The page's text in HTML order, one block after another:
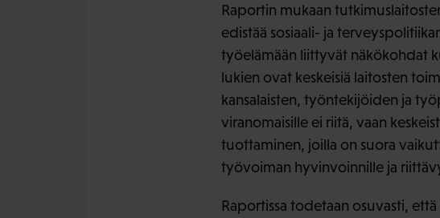
Raportin mukaan
edistää sosiaali- ja
työelämään liittyvät näkökohdat
lukien ovat keskeisiä laitosten
kansalaisten, työntekijöiden ja
viranomaisille ei riitä, vaan
tuottaminen, joilla on suora
työvoiman hyvinvoinnille ja
Raportissa todetaan osuvasti,